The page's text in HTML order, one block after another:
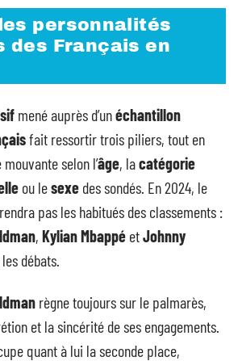
personnalités
des Français en
mené auprès d’unéchantillon
fait ressortir trois piliers, tout en
selon l’âge, lacatégorie
ou lesexe des sondés. En 2024, le
pas les habitués des classements :
, Kylian Mbappé etJohnny
débats.
règne toujours sur le palmarès,
et la sincérité de ses engagements.
quant à lui la seconde place,